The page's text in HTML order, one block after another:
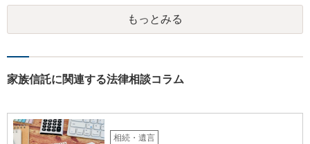
がします。
もっとみる
家族信託に関連する法律相談コラム
相続・遺言